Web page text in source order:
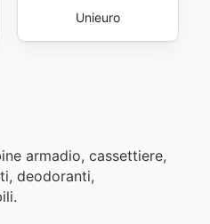
Unieuro
armadio, cassettiere,
deodoranti,